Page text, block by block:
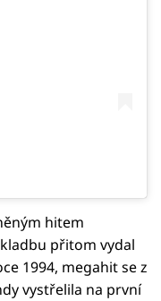
hitem
přitom vydal
1994, megahit se z
vystřelila na první